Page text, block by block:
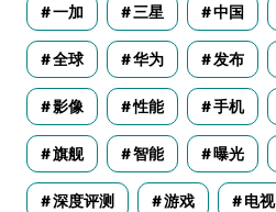
一加 三星 中国
全球 华为 发布
影像 性能 手机
旗舰 智能 曝光
深度评测 游戏 电视